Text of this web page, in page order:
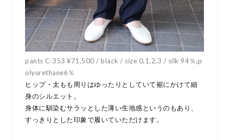
pants C-353 ¥71,500 / black / size 0,1,2,3 / silk 94％,p
olyurethane6％
ヒップ・太もも周りはゆったりとしていて裾にかけて細
身のシルエット。
身体に馴染むサラッとした薄い生地感というのもあり、
すっきりとした印象で履いていただけます。